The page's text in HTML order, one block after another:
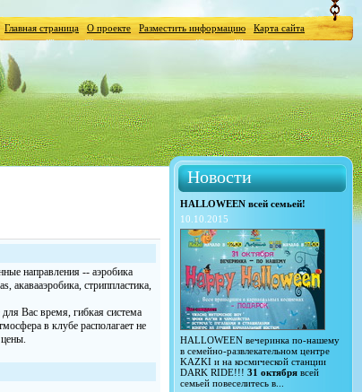
Главная страница О проекте Разместить информацию Карта сайта
направления -- аэробика
акавааэробика, стриппластика,
Вас время, гибкая система
в клубе располагает не
Новости
HALLOWEEN всей семьей!
10.10.2015
HALLOWEEN вечеринка по-нашему
в семейно-развлекательном центре
KAZKI и на космической станции
DARK RIDE!!! 31 октября всей
семьей повеселитесь в...